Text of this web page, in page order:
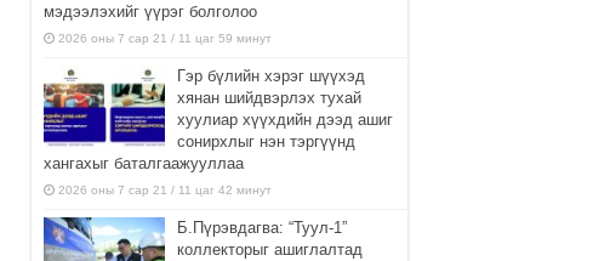
мэдээлэхийг үүрэг болголоо
2026 оны 7 сар 21 / 11 цаг 59 минут
Гэр бүлийн хэрэг шүүхэд
хянан шийдвэрлэх тухай
хуулиар хүүхдийн дээд ашиг
сонирхлыг нэн тэргүүнд
хангахыг баталгаажууллаа
2026 оны 7 сар 21 / 11 цаг 42 минут
Б.Пүрэвдагва: “Туул-1”
коллекторыг ашиглалтад